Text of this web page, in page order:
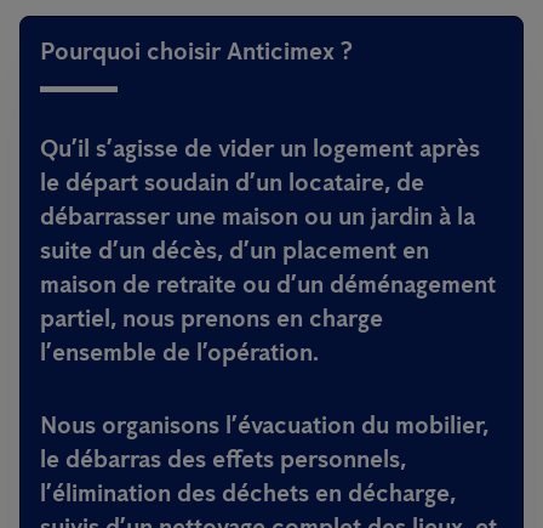
Pourquoi choisir Anticimex ?
Qu’il s’agisse de vider un logement après
le départ soudain d’un locataire, de
débarrasser une maison ou un jardin à la
suite d’un décès, d’un placement en
maison de retraite ou d’un déménagement
partiel, nous prenons en charge
l’ensemble de l’opération.
Nous organisons l’évacuation du mobilier,
le débarras des effets personnels,
l’élimination des déchets en décharge,